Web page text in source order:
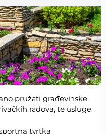
pružati građevinske
radova, te usluge
tvrtka